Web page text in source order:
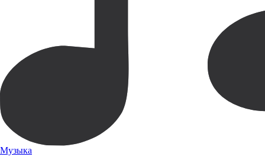
Музыка